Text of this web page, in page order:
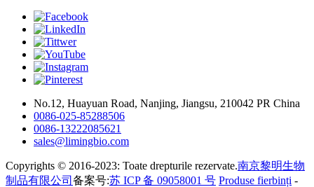
No.12, Huayuan Road, Nanjing, Jiangsu, 210042 PR China
0086-025-85288506
0086-13222085621
sales@limingbio.com
Copyrights © 2016-2023: Toate drepturile rezervate.南京黎明生物
制品有限公司 备案号:苏 ICP 备 09058001 号 Produse fierbinți -